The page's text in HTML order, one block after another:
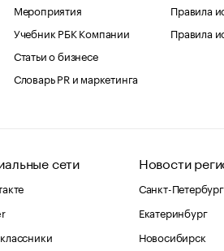
Мероприятия
Учебник РБК Компании
Статьи о бизнесе
Словарь PR и маркетинга
Правила
Правила
сети Новости
Санкт-
Екатеринбург
Новосибирск